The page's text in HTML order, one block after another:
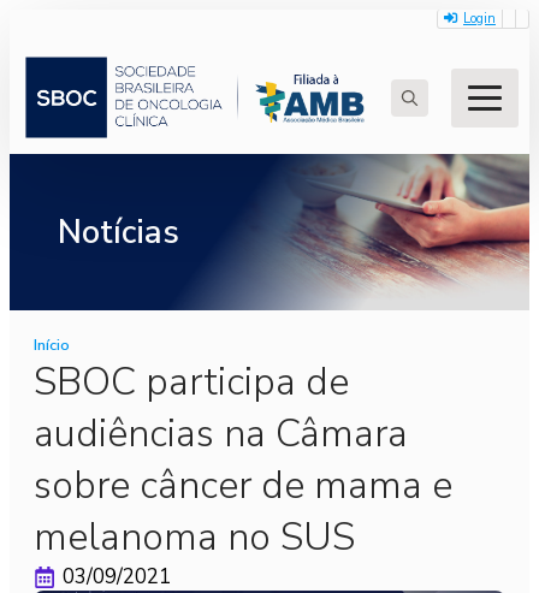
Login
for:
Notícias
Início
SBOC participa de
audiências na Câmara
sobre câncer de mama e
melanoma no SUS
03/09/2021